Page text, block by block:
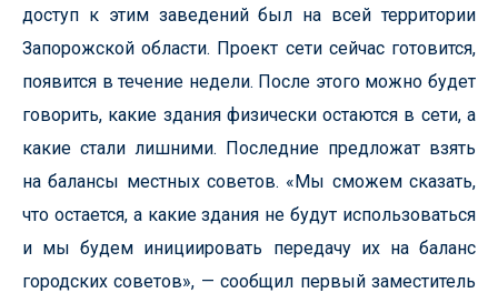
доступ к этим заведений был на всей территории
Запорожской области. Проект сети сейчас готовится,
появится в течение недели. После этого можно будет
говорить, какие здания физически остаются в сети, а
какие стали лишними. Последние предложат взять
на балансы местных советов. «Мы сможем сказать,
что остается, а какие здания не будут использоваться
и мы будем инициировать передачу их на баланс
городских советов», — сообщил первый заместитель